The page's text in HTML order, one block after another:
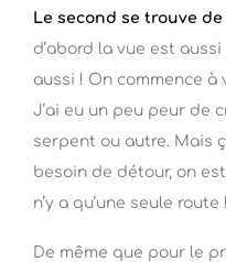
Le second se trouve
d’abord la vue est
aussi ! On commence
J’ai eu un peu peur de
serpent ou autre. Mais
besoin de détour, on
n’y a qu’une seule route !
De même que pour le